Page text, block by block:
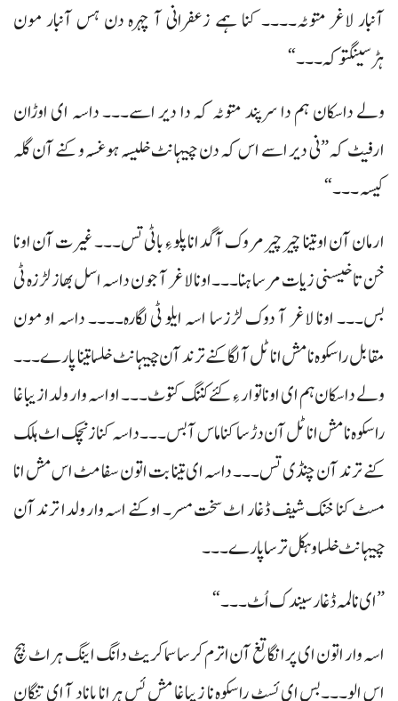
آنبار لاغر متوٹہ۔۔۔۔ کنا ہمے زعفرانی آ چہرہ دن ہس آنبار مون
ہڑسینگتوکہ۔۔۔“
ولے داسکان ہم دا سرپند متوٹہ کہ دا دیر اسے۔۔۔ داسہ ای اوڑان
ارفیٹ کہ ”نی دیر اسے اس کہ دن چیہانٹ خلیسہ ہوغسہ و کنے آن گلہ
کیسہ۔۔۔“
ارمان آن او تینا چیر چیر مروک آ گد انا پلو ءِ باٹی تس۔۔۔ غیرت آن اونا
خن تا خیسنی زیات مرسا ہنا۔۔۔اونا لاغر آ جون داسہ اسل بھاز لڑزہ ٹی
بس۔۔۔ اونا لاغر آ دوک لڑزسا اسہ ایلو ٹی لگارہ۔۔۔۔ داسہ او مون
مقابل راسکوہ نا مش انا ٹل آ لگا کنے ترند آن چیہانٹ خلسا تینا پارے۔۔۔
ولے داسکان ہم ای اونا توار ءِ کئے کننگ کتوٹ۔۔۔ او اسہ وار ولدا زیبا غا
راسکوہ نا مش انا ٹل آن دڑسا کنا ماس آ بس۔۔۔ داسہ کنا زنچک اٹ ہلک
کنے ترند آن چنڈی تس۔۔۔ داسہ ای تینا بت اتون سفا مٹ اس مش انا
مسٹ کنا خنک شیف ڈغار اٹ سخت مسر۔ او کنے اسہ وار ولدا ترند آن
چیہانٹ خلسا و ہکل ترسا پارے۔۔۔
”ای نا لمہ ڈغار سیندک اُٹ۔۔۔“
اسہ وار اتون ای پرانگا تغ آن اترم کرسا سما کریٹ دانگ اینگ ہراٹ ہچ
اس الو۔۔۔بس ای ئسٹ راسکوہ نا زیبا غا مش ئس ہرانا پاناد آ ای تنگان